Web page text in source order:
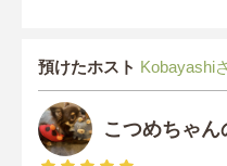
預けたホスト Kobayashi
こつめちゃ